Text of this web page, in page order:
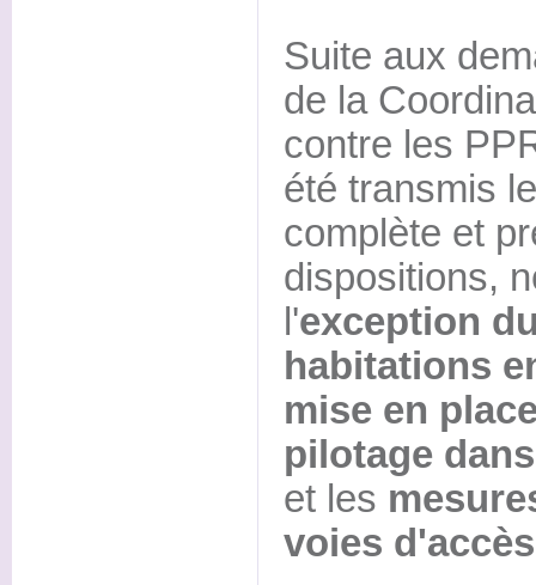
Suite aux
de la
contre les
été transmis
complète et
dispositions,
l'exception
habitations
mise en
pilotage
et les
voies d'accès